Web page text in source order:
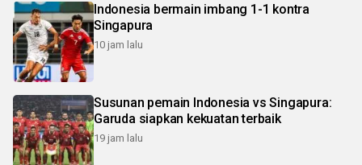
Indonesia bermain imbang 1-1 kontra
Singapura
10 jam lalu
Susunan pemain Indonesia vs Singapura:
Garuda siapkan kekuatan terbaik
19 jam lalu